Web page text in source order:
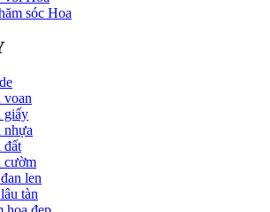
sóc Hoa
voan
giấy
nhựa
đất
cườm
len
tàn